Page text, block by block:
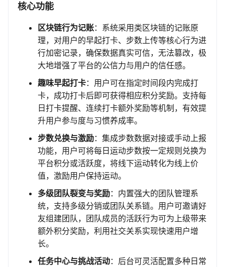
核心功能
区块链行为记账：系统采用类区块链的记账原
理，对用户的早起打卡、步数上传等核心行为进
行加密记录，确保数据真实可信，无法篡改，极
大地增强了平台的公信力与用户的信任感。
趣味早起打卡：用户可在指定时间段内完成打
卡，成功打卡后即可获得相应积分奖励。支持每
日打卡提醒、连续打卡额外奖励等机制，有效提
升用户参与度与习惯养成率。
步数兑换与激励：集成步数数据对接或手动上报
功能，用户可将每日运动步数按一定规则兑换为
平台积分或活跃度，将线下运动转化为线上价
值，激励用户保持运动。
多级团队裂变与奖励：内置强大的团队管理系
统，支持多级分销或团队关系链。用户可邀请好
友组建团队，团队成员的活跃行为可为上级带来
额外积分奖励，利用社交关系实现快速用户增
长。
任务中心与挑战活动：后台可灵活配置多种日常